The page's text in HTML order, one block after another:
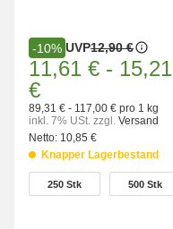
-10% UVP12,90 €
11,61 € - 15,21
€
89,31 € - 117,00 € pro 1 kg
inkl. 7% USt. zzgl. Versand
Netto: 10,85 €
Knapper Lagerbestand
wählen
250 Stk
250 Stk 500 Stk
500 Stk